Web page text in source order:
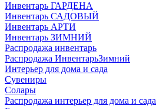
Инвентарь ГАРДЕНА
Инвентарь САДОВЫЙ
Инвентарь АРТИ
Инвентарь ЗИМНИЙ
Распродажа инвентарь
Распродажа ИнвентарьЗимний
Интерьер для дома и сада
Сувениры
Солары
Распродажа интерьер для дома и сада